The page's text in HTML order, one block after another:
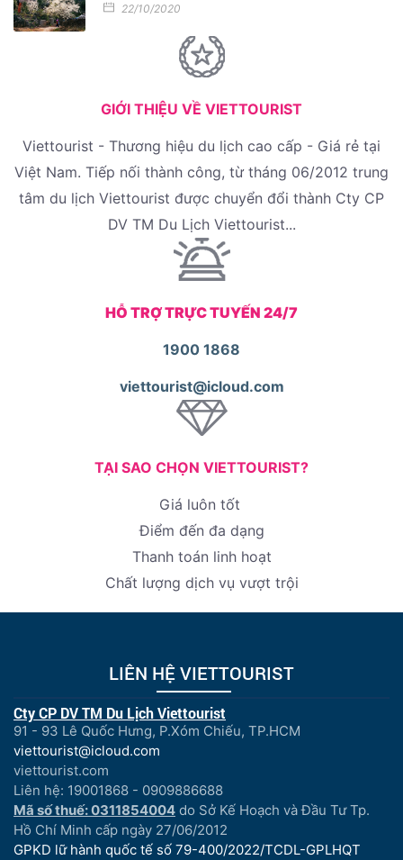
22/10/2020
GIỚI THIỆU VỀ VIETTOURIST
Viettourist - Thương hiệu du lịch cao cấp - Giá rẻ tại
Việt Nam. Tiếp nối thành công, từ tháng 06/2012 trung
tâm du lịch Viettourist được chuyển đổi thành Cty CP
DV TM Du Lịch Viettourist...
HỖ TRỢ TRỰC TUYẾN 24/7
1900 1868
viettourist@icloud.com
TẠI SAO CHỌN VIETTOURIST?
Giá luôn tốt
Điểm đến đa dạng
Thanh toán linh hoạt
Chất lượng dịch vụ vượt trội
LIÊN HỆ VIETTOURIST
Cty CP DV TM Du Lịch Viettourist
91 - 93 Lê Quốc Hưng, P.Xóm Chiếu, TP.HCM
viettourist@icloud.com
viettourist.com
Liên hệ: 19001868 - 0909886688
Mã số thuế: 0311854004 do Sở Kế Hoạch và Đầu Tư Tp.
Hồ Chí Minh cấp ngày 27/06/2012
GPKD lữ hành quốc tế số 79-400/2022/TCDL-GPLHQT